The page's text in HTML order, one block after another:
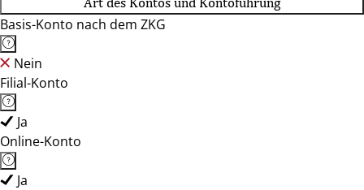
Basis-Konto nach dem ZKG
Nein
Filial-Konto
Ja
Online-Konto
Ja